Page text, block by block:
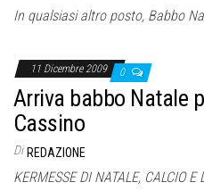
In qualsiasi altro posto, Babbo
11 Dicembre 2009 0
Arriva babbo Natale
Cassino
Di REDAZIONE
KERMESSE DI NATALE, CALCIO